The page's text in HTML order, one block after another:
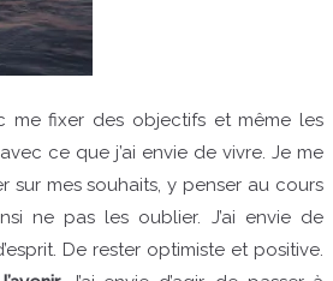
me fixer des objectifs et même les
ce que j’ai envie de vivre. Je me
sur mes souhaits, y penser au cours
ne pas les oublier. J’ai envie de
De rester optimiste et positive.